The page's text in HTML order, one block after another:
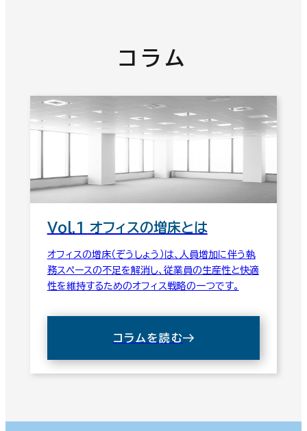
コラム
Vol.1 オフィスの増床とは
オフィスの増床（ぞうしょう）は、人員増加に伴う執
務スペースの不足を解消し、従業員の生産性と快適
性を維持するためのオフィス戦略の一つです。
コラムを読む